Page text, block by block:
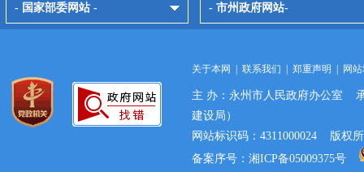
- 国家部委网站 - - 市州政府网站-
关于本网 联系我们 郑重声明 网
主 办：永州市人民政府办公室
建设局）
网站标识码：4311000024 版权
备案序号：湘ICP备05009375号